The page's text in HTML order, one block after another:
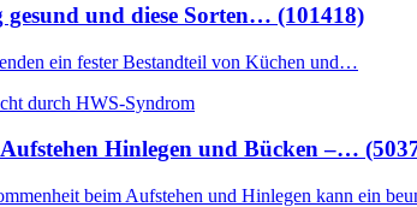
gesund und diese Sorten… (101418)
ein fester Bestandteil von Küchen und…
Hinlegen und Bücken –…
beim Aufstehen und Hinlegen kann ein